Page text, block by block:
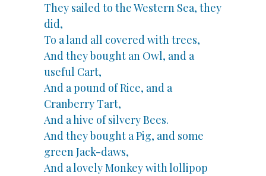
They sailed to the Western Sea, they
did,
To a land all covered with trees,
And they bought an Owl, and a
useful Cart,
And a pound of Rice, and a
Cranberry Tart,
And a hive of silvery Bees.
And they bought a Pig, and some
green Jack-daws,
And a lovely Monkey with lollipop